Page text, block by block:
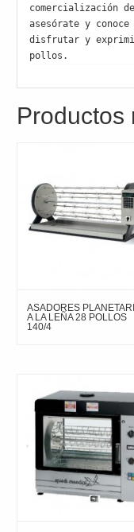
comercialización
asesórate y
disfrutar y
pollos.
Productos
ASADORES
A LA LEÑA 28 POLLOS
140/4